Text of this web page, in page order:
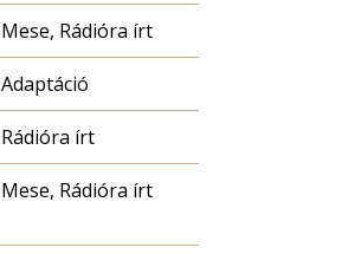
Mese, Rádióra írt
Adaptáció
Rádióra írt
Mese, Rádióra írt